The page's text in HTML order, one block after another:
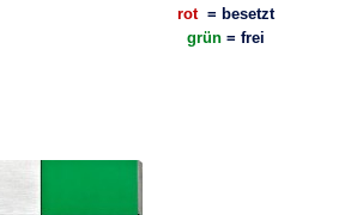
rot= besetzt
grün = frei